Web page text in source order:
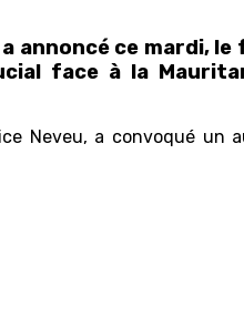
ce mardi,
face à la
Neveu, a convoqué un